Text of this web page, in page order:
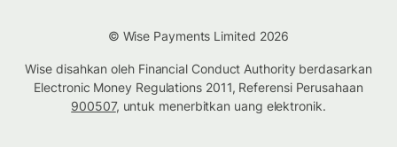
© Wise Payments Limited 2026
Wise disahkan oleh Financial Conduct Authority berdasarkan
Electronic Money Regulations 2011, Referensi Perusahaan
900507, untuk menerbitkan uang elektronik.